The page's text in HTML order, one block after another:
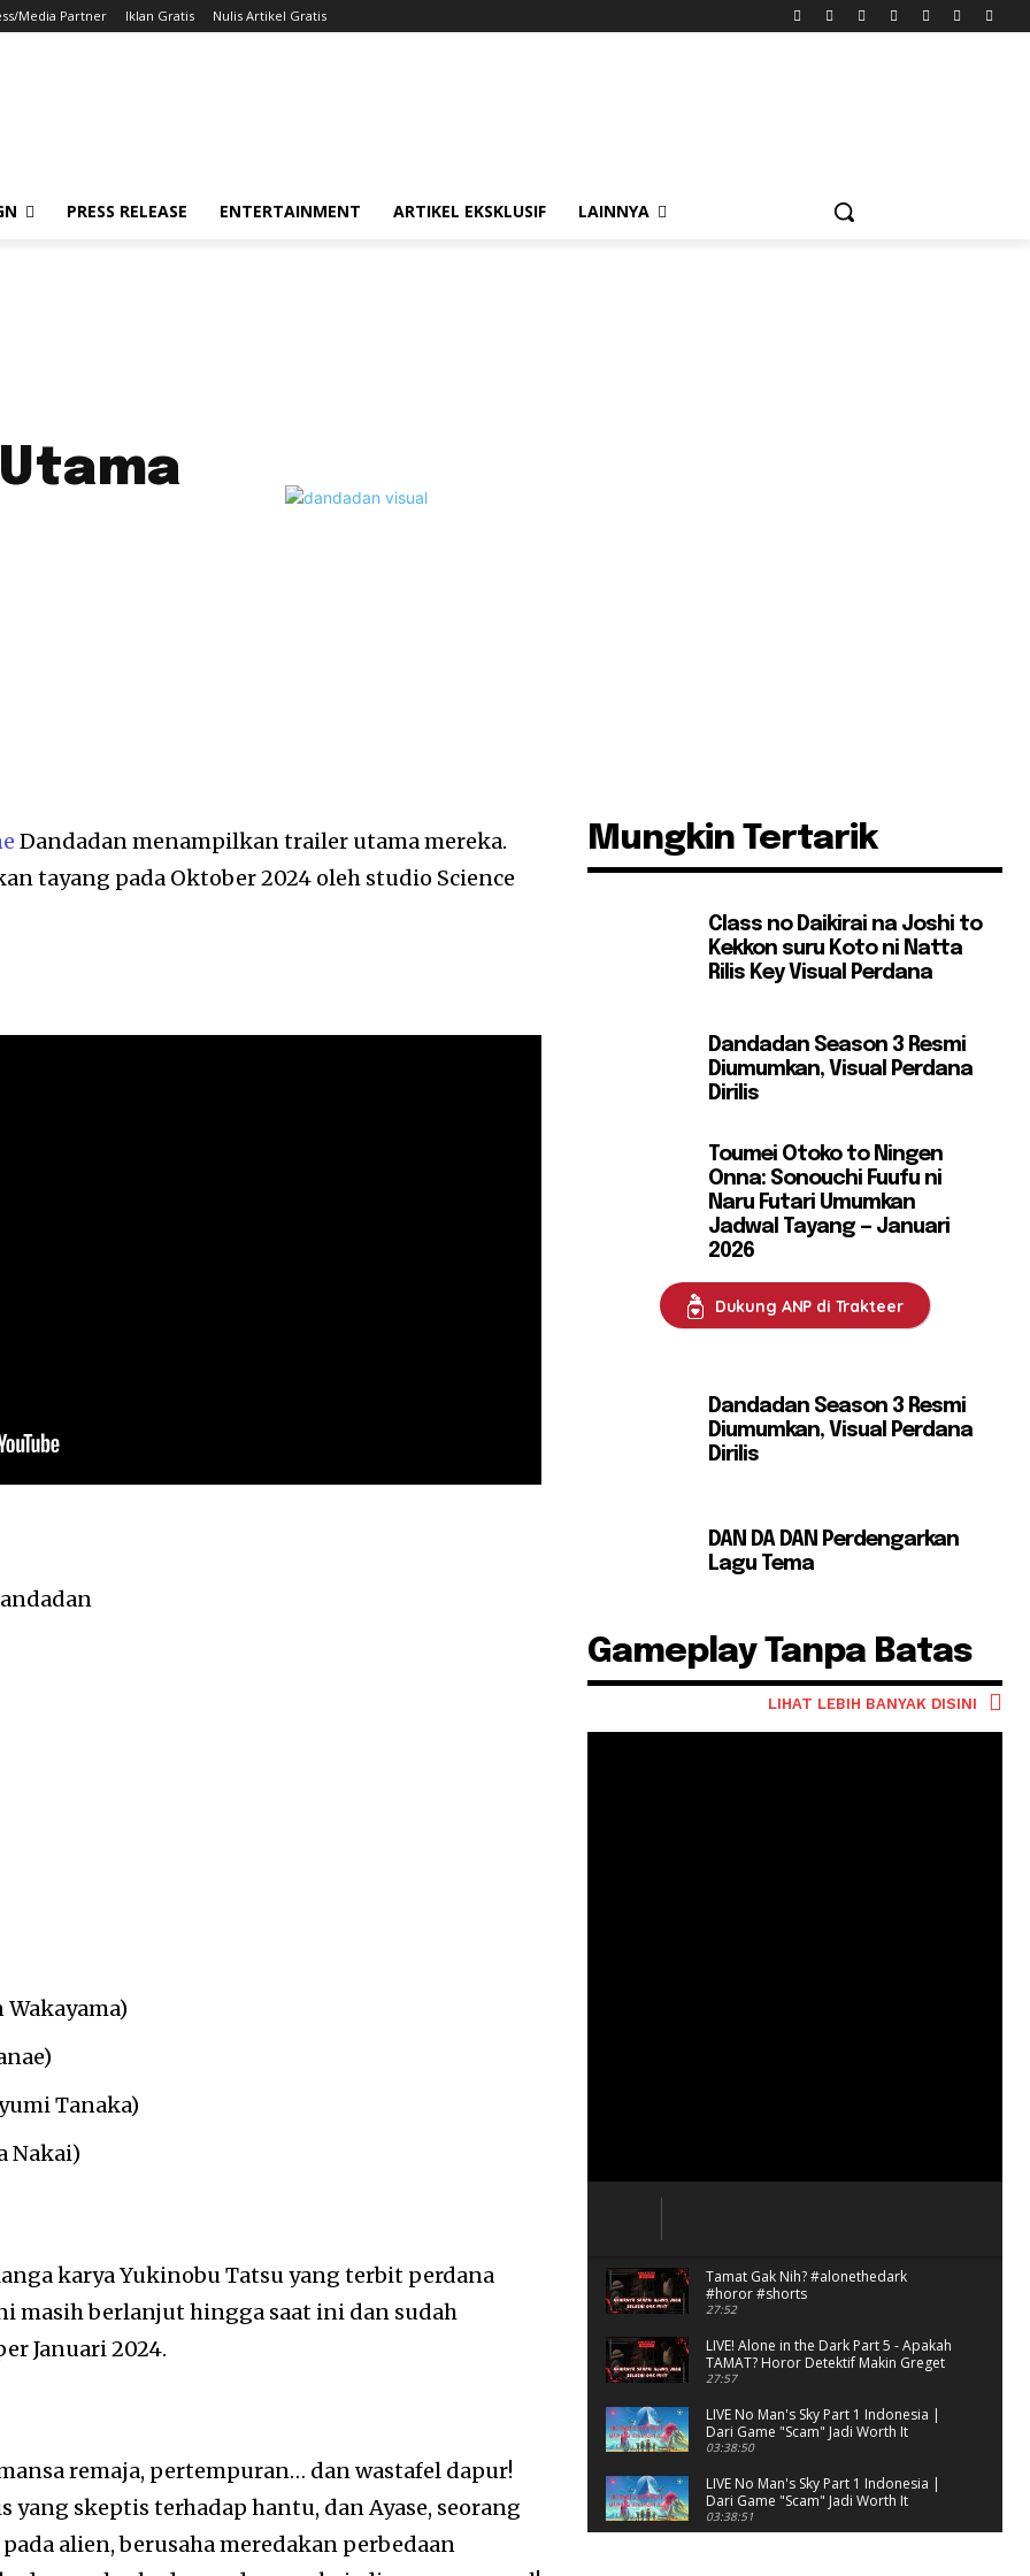
Media Partner Iklan Gratis Nulis Artikel Gratis
PRESS RELEASE ENTERTAINMENT ARTIKEL EKSKLUSIF LAINNYA
Dandadan menampilkan trailer utama mereka.
tayang pada Oktober 2024 oleh studio Science
Wakayama)
Tanaka)
Nakai)
karya Yukinobu Tatsu yang terbit perdana
masih berlanjut hingga saat ini dan sudah
Januari 2024.
remaja, pertempuran… dan wastafel dapur!
yang skeptis terhadap hantu, dan Ayase, seorang
alien, berusaha meredakan perbedaan
Mungkin Tertarik
Class no Daikirai na Joshi to
Kekkon suru Koto ni Natta
Rilis Key Visual Perdana
Dandadan Season 3 Resmi
Diumumkan, Visual Perdana
Dirilis
Toumei Otoko to Ningen
Onna: Sonouchi Fuufu ni
Naru Futari Umumkan
Jadwal Tayang — Januari
2026
Dukung ANP di Trakteer
Dandadan Season 3 Resmi
Diumumkan, Visual Perdana
Dirilis
DAN DA DAN Perdengarkan
Lagu Tema
Gameplay Tanpa Batas
LIHAT LEBIH BANYAK DISINI
Tamat Gak Nih? #alonethedark
#horor #shorts
27:52
LIVE! Alone in the Dark Part 5 - Apakah
TAMAT? Horor Detektif Makin Greget
27:57
LIVE No Man's Sky Part 1 Indonesia |
Dari Game "Scam" Jadi Worth It
Banget?
03:38:50
LIVE No Man's Sky Part 1 Indonesia |
Dari Game "Scam" Jadi Worth It
Banget? (Portrait)
03:38:51